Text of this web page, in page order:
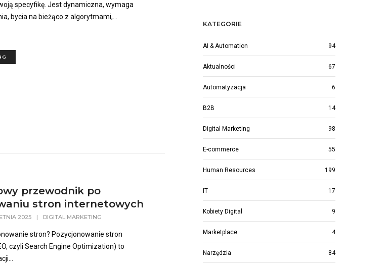
specyfikę. Jest dynamiczna, wymaga
bycia na bieżąco z algorytmami,...
przewodnik po
stron internetowych
2025 | DIGITAL MARKETING
stron? Pozycjonowanie stron
czyli Search Engine Optimization) to
KATEGORIE
AI & Automation 94
Aktualności 67
Automatyzacja 6
B2B 14
Digital Marketing 98
E-commerce 55
Human Resources 199
IT 17
Kobiety Digital 9
Marketplace 4
Narzędzia 84